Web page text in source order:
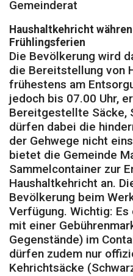
Gemeinderat
Haushaltkehricht
Frühlingsferien
Die Bevölkerung wird
die Bereitstellung von
frühestens am
jedoch bis 07.00 Uhr,
Bereitgestellte Säcke,
dürfen dabei die
der Gehwege nicht
bietet die Gemeinde
Sammelcontainer zur
Haushaltkehricht an.
Bevölkerung beim
Verfügung. Wichtig:
mit einer
Gegenstände) im
dürfen zudem nur
Kehrichtsäcke